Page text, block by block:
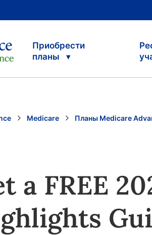
Приобрести
планы
Medicare Планы Medicare
a FREE